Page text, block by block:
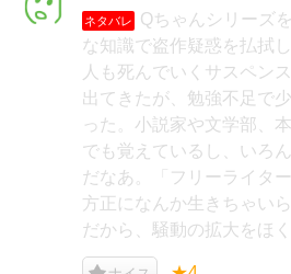
ネタバレ
Qちゃんシリーズ
な知識で盗作疑惑を払拭
人も死んでいくサスペン
出てきたが、勉強不足で
った。小説家や文学部、
でも覚えているし、いろ
だなあ。「フリーライタ
方正になんか生きちゃい
だから、騒動の拡大をほ